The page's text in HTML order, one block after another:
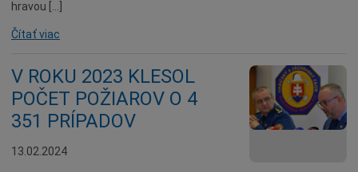
hravou […]
Čítať viac
V ROKU 2023 KLESOL
POČET POŽIAROV O 4
351 PRÍPADOV
13.02.2024